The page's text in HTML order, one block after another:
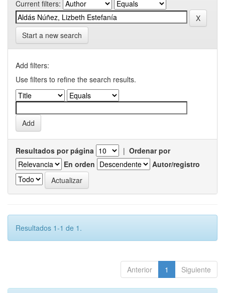
Current filters:
Start a new search
Add filters:
Use filters to refine the search results.
Resultados por página | Ordenar por
En orden
Autor/registro
Resultados 1-1 de 1.
Anterior 1 Siguiente